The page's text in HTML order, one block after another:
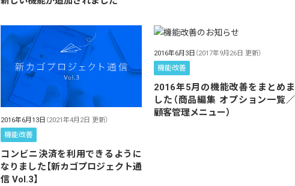
2016年6月13日 （2021年4月2日 更新）
機能改善
コンビニ決済を利用できるように
なりました【新カゴプロジェクト通
信 Vol.3】
2016年6月3日 （2017年9月26日 更新）
機能改善
2016年5月の機能改善をまとめま
した（商品編集 オプション一覧／
顧客管理メニュー）